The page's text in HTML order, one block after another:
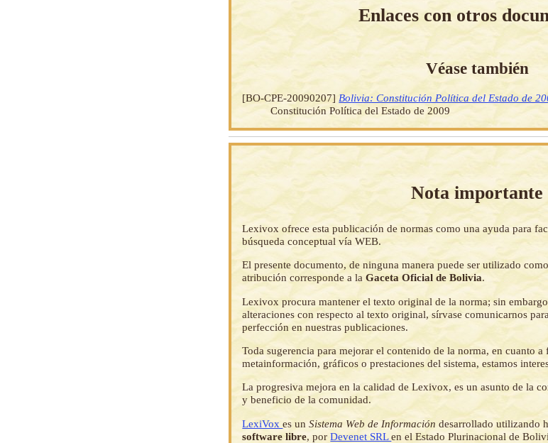
Enlaces con otros
Véase también
[BO-CPE-20090207] Bolivia: Constitución Política del Estado de
Constitución Política del Estado de 2009
Nota importante
Lexivox ofrece esta publicación de normas como una ayuda para
búsqueda conceptual vía WEB.
El presente documento, de ninguna manera puede ser utilizado
atribución corresponde a laGaceta Oficial de Bolivia.
Lexivox procura mantener el texto original de la norma; sin
alteraciones con respecto al texto original, sírvase comunicarnos
perfección en nuestras publicaciones.
Toda sugerencia para mejorar el contenido de la norma, en cuanto
metainformación, gráficos o prestaciones del sistema, estamos
La progresiva mejora en la calidad de Lexivox, es un asunto de la
y beneficio de la comunidad.
LexiVoxes unSistema Web de Información desarrollado utilizando
software libre, porDevenet SRLen el Estado Plurinacional de